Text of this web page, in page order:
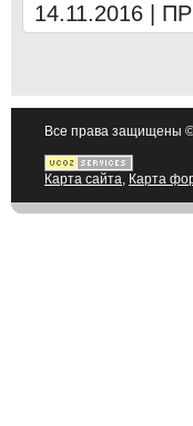
14.11.2016 |
Все права защищены
Карта сайта, Карта